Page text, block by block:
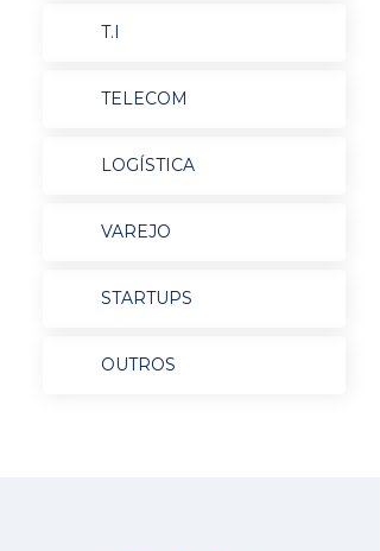
T.I
TELECOM
LOGÍSTICA
VAREJO
STARTUPS
OUTROS